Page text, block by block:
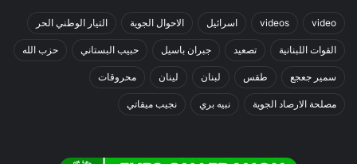
video
videos اسرائيل الاحوال الجوية التيار الوطني الحر
القوات اللبنانية تصعيد جبران باسيل حبيب البستاني حزب الله
سمير جعجع طقس لبنان لينان محروقات
مصلحة الارصاد الجوية نبيه بري نجيب ميقاتي